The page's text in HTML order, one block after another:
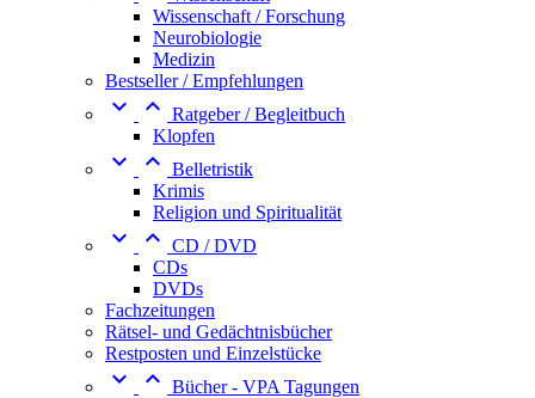
Wissenschaft / Forschung
Neurobiologie
Medizin
Bestseller / Empfehlungen
  Ratgeber / Begleitbuch
Klopfen
  Belletristik
Krimis
Religion und Spiritualität
  CD / DVD
CDs
DVDs
Fachzeitungen
Rätsel- und Gedächtnisbücher
Restposten und Einzelstücke
  Bücher - VPA Tagungen